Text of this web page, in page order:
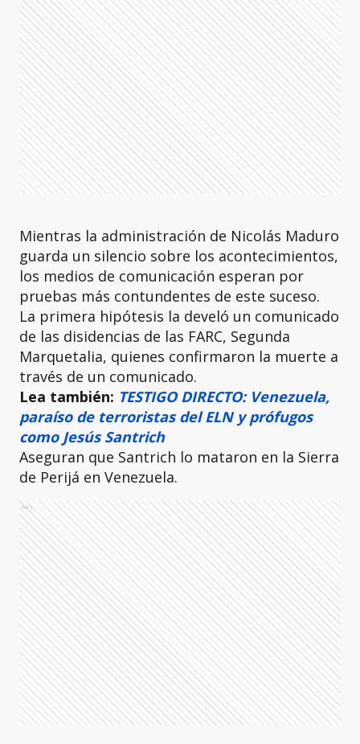
Mientras la administración de Nicolás Maduro
guarda un silencio sobre los acontecimientos,
los medios de comunicación esperan por
pruebas más contundentes de este suceso.
La primera hipótesis la develó un comunicado
de las disidencias de las FARC, Segunda
Marquetalia, quienes confirmaron la muerte a
través de un comunicado.
Lea también: TESTIGO DIRECTO: Venezuela,
paraíso de terroristas del ELN y prófugos
como Jesús Santrich
Aseguran que Santrich lo mataron en la Sierra
de Perijá en Venezuela.
Ads